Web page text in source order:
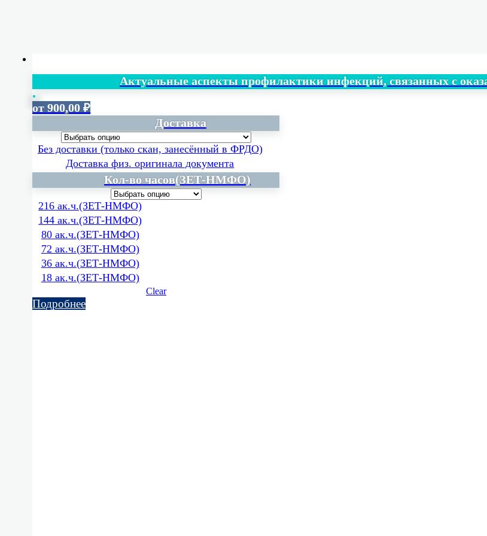
Актуальные аспекты профилактики инфекций, связанных с
от900,00₽
Доставка
Без доставки (только скан, занесённый в ФРДО)
Доставка физ. оригинала документа
Кол-во часов(ЗЕТ-НМФО)
216 ак.ч.(ЗЕТ-НМФО)
144 ак.ч.(ЗЕТ-НМФО)
80 ак.ч.(ЗЕТ-НМФО)
72 ак.ч.(ЗЕТ-НМФО)
36 ак.ч.(ЗЕТ-НМФО)
18 ак.ч.(ЗЕТ-НМФО)
Clear
Подробнее